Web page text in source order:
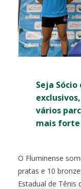
Seja
vários
mais forte
O Fluminense
pratas e 10
Estadual de Tênis